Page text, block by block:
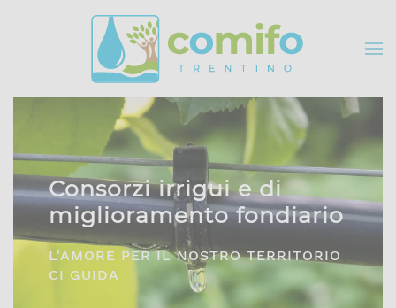
Skip to main content
Comifo Trentino
DA OLTRE 40 ANNI, RAPPRESENTANZA
E SERVIZI PER TUTTI I CONSORZI